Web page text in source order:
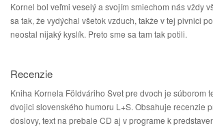
Kornel bol veľmi veselý a svojím smiechom nás vždy
sa tak, že vydýchal všetok vzduch, takže v tej pivnici
neostal nijaký kyslík. Preto sme sa tam tak potili.
Recenzie
Kniha Kornela Földváriho Svet pre dvoch je súborom
dvojici slovenského humoru L+S. Obsahuje recenzie
doslovy, text na prebale CD aj v programe k